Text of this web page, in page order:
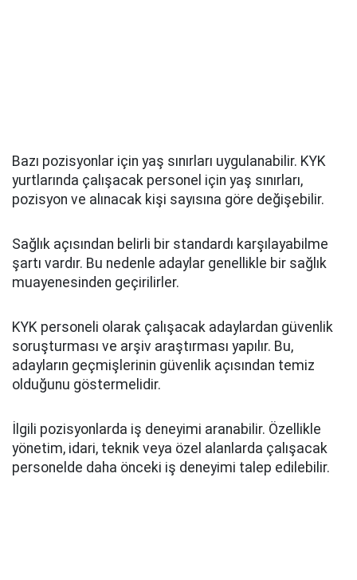
Bazı pozisyonlar için yaş sınırları uygulanabilir. KYK
yurtlarında çalışacak personel için yaş sınırları,
pozisyon ve alınacak kişi sayısına göre değişebilir.
Sağlık açısından belirli bir standardı karşılayabilme
şartı vardır. Bu nedenle adaylar genellikle bir sağlık
muayenesinden geçirilirler.
KYK personeli olarak çalışacak adaylardan güvenlik
soruşturması ve arşiv araştırması yapılır. Bu,
adayların geçmişlerinin güvenlik açısından temiz
olduğunu göstermelidir.
İlgili pozisyonlarda iş deneyimi aranabilir. Özellikle
yönetim, idari, teknik veya özel alanlarda çalışacak
personelde daha önceki iş deneyimi talep edilebilir.